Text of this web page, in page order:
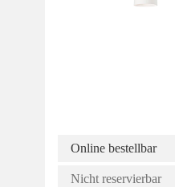
Online bestellbar
Nicht reservierbar